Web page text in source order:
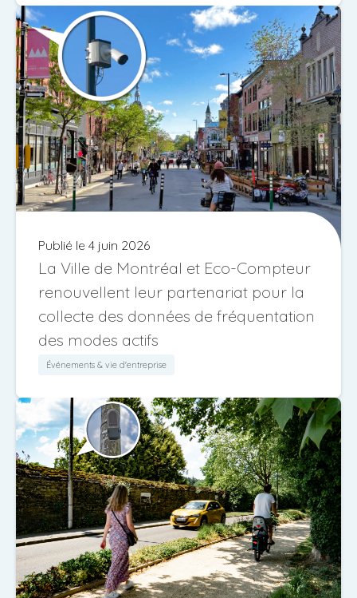
Publié le 4 juin 2026
La Ville de Montréal et Eco-Compteur
renouvellent leur partenariat pour la
collecte des données de fréquentation
des modes actifs
Événements & vie d'entreprise